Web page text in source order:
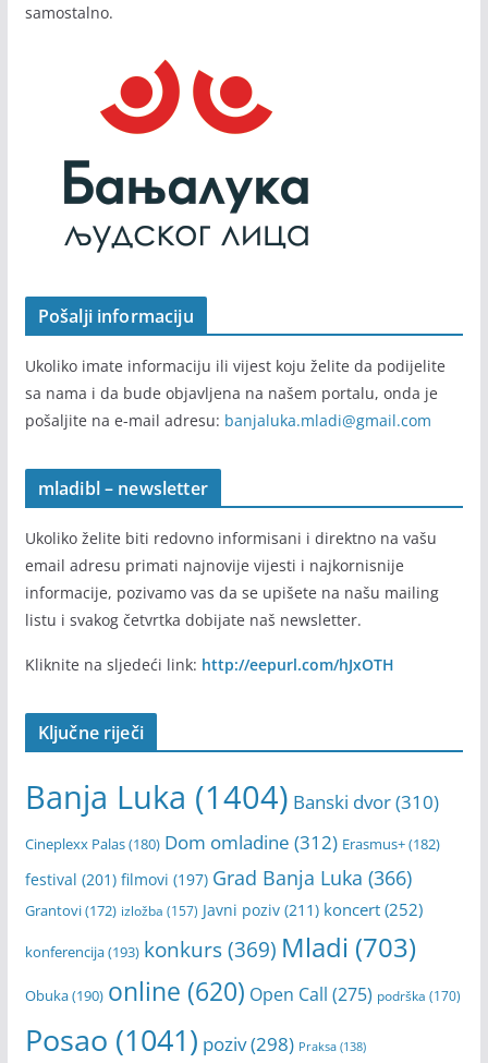
samostalno.
Pošalji informaciju
Ukoliko imate informaciju ili vijest koju želite da podijelite
sa nama i da bude objavljena na našem portalu, onda je
pošaljite na e-mail adresu: banjaluka.mladi@gmail.com
mladibl – newsletter
Ukoliko želite biti redovno informisani i direktno na vašu
email adresu primati najnovije vijesti i najkornisnije
informacije, pozivamo vas da se upišete na našu mailing
listu i svakog četvrtka dobijate naš newsletter.
Kliknite na sljedeći link: http://eepurl.com/hJxOTH
Ključne riječi
Banja Luka (1404) Banski dvor(310)
Cineplexx Palas(180) Dom omladine (312) Erasmus+(182)
festival (201) filmovi (197) Grad Banja Luka (366)
Grantovi(172) izložba (157) Javni poziv(211) koncert(252)
konferencija(193) konkurs(369) Mladi (703)
Obuka(190) online (620) Open Call (275) podrška (170)
Posao (1041) poziv(298) Praksa(138)